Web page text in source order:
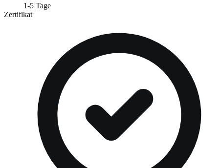
1-5 Tage
Zertifikat